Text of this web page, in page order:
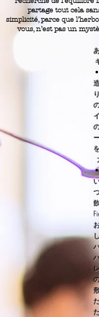
partage tout cela
simplicité, parce que
vous, n’est pas un